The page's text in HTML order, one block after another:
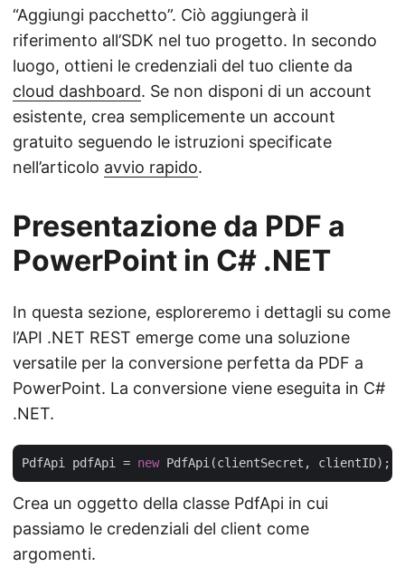
“Aggiungi pacchetto”. Ciò aggiungerà il
riferimento all’SDK nel tuo progetto. In secondo
luogo, ottieni le credenziali del tuo cliente da
cloud dashboard. Se non disponi di un account
esistente, crea semplicemente un account
gratuito seguendo le istruzioni specificate
nell’articolo avvio rapido.
Presentazione da PDF a
PowerPoint in C# .NET
In questa sezione, esploreremo i dettagli su come
l’API .NET REST emerge come una soluzione
versatile per la conversione perfetta da PDF a
PowerPoint. La conversione viene eseguita in C#
.NET.
PdfApi pdfApi = new
Crea un oggetto della classe PdfApi in cui
passiamo le credenziali del client come
argomenti.